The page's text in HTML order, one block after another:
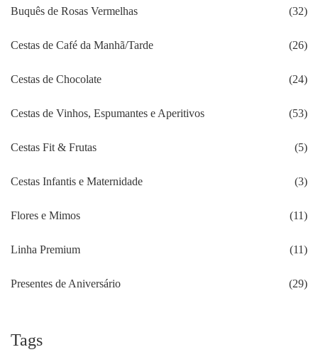
Buquês de Rosas Vermelhas (32)
Cestas de Café da Manhã/Tarde (26)
Cestas de Chocolate (24)
Cestas de Vinhos, Espumantes e Aperitivos (53)
Cestas Fit & Frutas (5)
Cestas Infantis e Maternidade (3)
Flores e Mimos (11)
Linha Premium (11)
Presentes de Aniversário (29)
Tags